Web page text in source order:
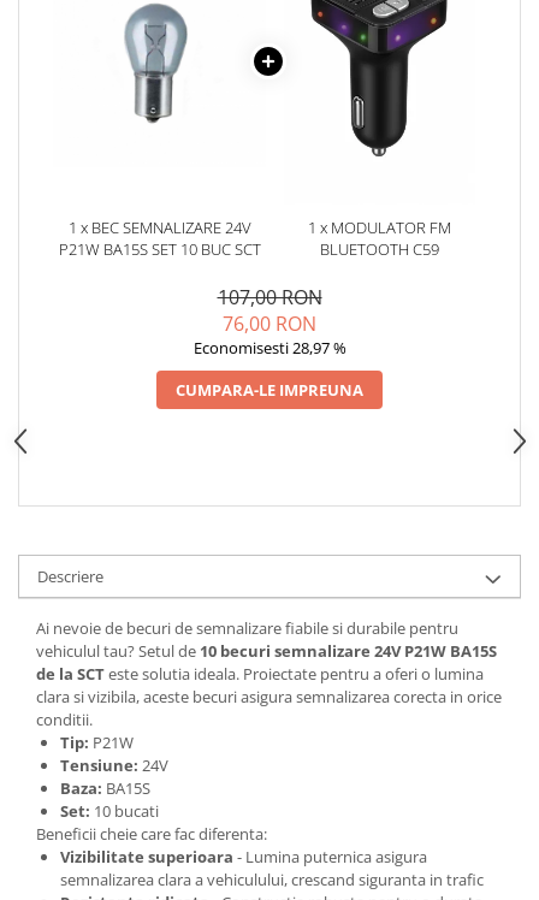
Lampi si Proiectoare Camion
Marcaje si Echipamente de
Accesorii Cabina Camion
Echipamente ADR si Utilitare
Uleiuri si Lichide Auto
Aditivi DPF, Sistem Racire si
Antigel
Lubrifianti si Spray-uri de Curatare
Curatare si Detailing Interior
Vopsitorie, Chituri si Adezivi
Curatare si Detailing Exterior
Articole Auto Sezoniere
Produse de Iarna
Cabluri Pornire
Produse de Vara
Blog
1 x BEC SEMNALIZARE 24V
P21W BA15S SET 10 BUC SCT
1 x MODULATOR FM
BLUETOOTH C59
107,00 RON
76,00 RON
Economisesti 28,97 %
CUMPARA-LE IMPREUNA
Descriere
Ai nevoie de becuri de semnalizare fiabile si durabile pentru
vehiculul tau? Setul de 10 becuri semnalizare 24V P21W BA15S
de la SCTeste solutia ideala. Proiectate pentru a oferi o lumina
clara si vizibila, aceste becuri asigura semnalizarea corecta in orice
conditii.
Tip: P21W
Tensiune: 24V
Baza: BA15S
Set: 10 bucati
Beneficii cheie care fac diferenta:
Vizibilitate superioara - Lumina puternica asigura
semnalizarea clara a vehiculului, crescand siguranta in trafic